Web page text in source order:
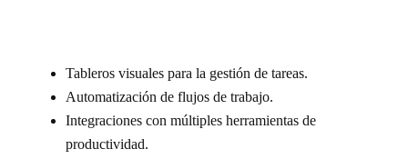
Tableros visuales para la gestión de tareas.
Automatización de flujos de trabajo.
Integraciones con múltiples herramientas de
productividad.